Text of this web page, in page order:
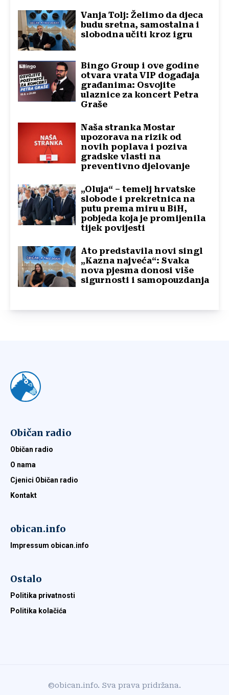
Vanja Tolj: Želimo da djeca
budu sretna, samostalna i
slobodna učiti kroz igru
Bingo Group i ove godine
otvara vrata VIP događaja
građanima: Osvojite
ulaznice za koncert Petra
Graše
Naša stranka Mostar
upozorava na rizik od
novih poplava i poziva
gradske vlasti na
preventivno djelovanje
„Oluja“ – temelj hrvatske
slobode i prekretnica na
putu prema miru u BiH,
pobjeda koja je promijenila
tijek povijesti
Ato predstavila novi singl
„Kazna najveća“: Svaka
nova pjesma donosi više
sigurnosti i samopouzdanja
Običan radio
Običan radio
O nama
Cjenici Običan radio
Kontakt
obican.info
Impressum obican.info
Ostalo
Politika privatnosti
Politika kolačića
©obican.info. Sva prava pridržana.